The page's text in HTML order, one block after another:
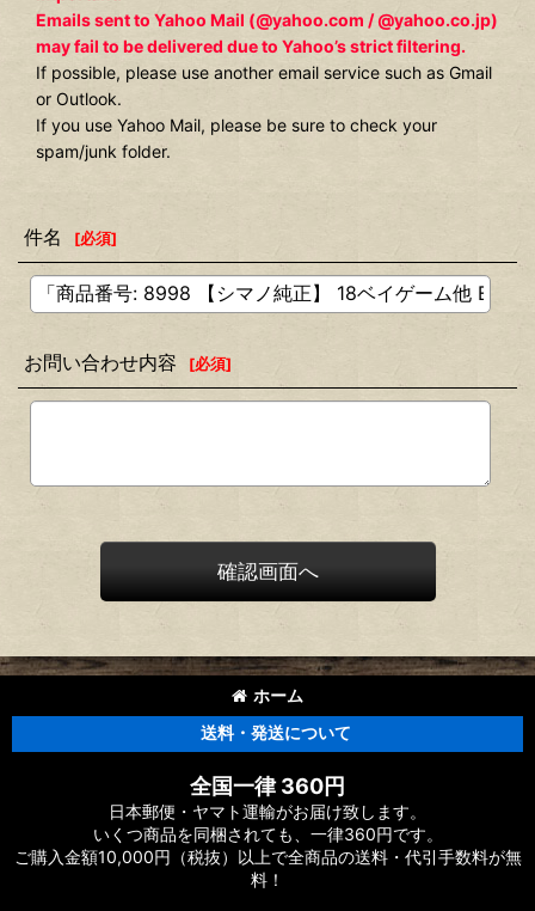
Emails sent to Yahoo Mail (@yahoo.com / @yahoo.co.jp)
may fail to be delivered due to Yahoo’s strict filtering.
If possible, please use another email service such as Gmail
or Outlook.
If you use Yahoo Mail, please be sure to check your
spam/junk folder.
件名 [必須]
お問い合わせ内容 [必須]
確認画面へ
ホーム
送料・発送について
全国一律 360円
日本郵便・ヤマト運輸がお届け致します。
いくつ商品を同梱されても、一律360円です。
ご購入金額10,000円（税抜）以上で全商品の送料・代引手数料が無
料！